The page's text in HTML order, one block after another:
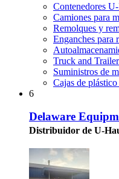
Contenedores
Camiones para
Remolques y
Enganches para
Truck and
Suministros de
Cajas de
6
Delaware
Distribuidor de U-